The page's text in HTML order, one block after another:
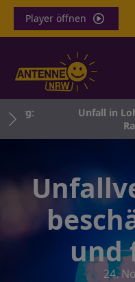
Player öffnen
Unfall in
und
24.